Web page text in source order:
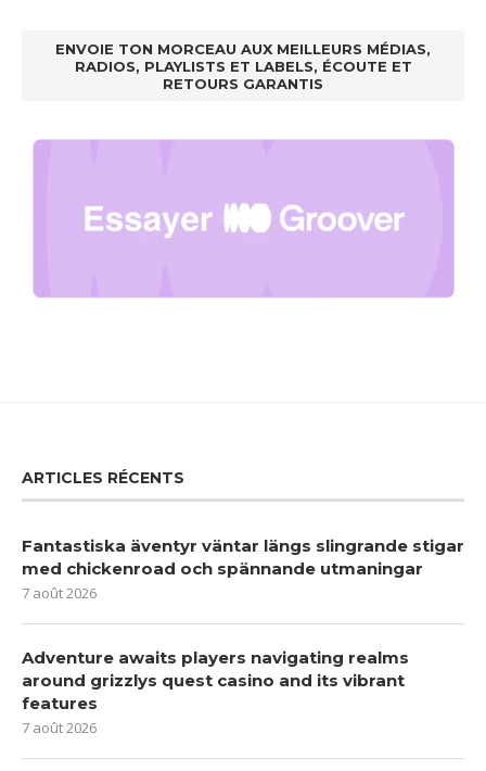
ENVOIE TON MORCEAU AUX MEILLEURS MÉDIAS,
RADIOS, PLAYLISTS ET LABELS, ÉCOUTE ET
RETOURS GARANTIS
ARTICLES RÉCENTS
Fantastiska äventyr väntar längs slingrande stigar
med chickenroad och spännande utmaningar
7 août 2026
Adventure awaits players navigating realms
around grizzlys quest casino and its vibrant
features
7 août 2026